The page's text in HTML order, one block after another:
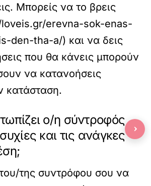
Μπορείς να το βρεις
erevna-sok-enas-
den-tha-a/) και να δεις
που θα κάνεις μπορούν
να κατανοήσεις
κατάσταση.
ο/η σύντροφός
και τις ανάγκες
της συντρόφου σου να
›